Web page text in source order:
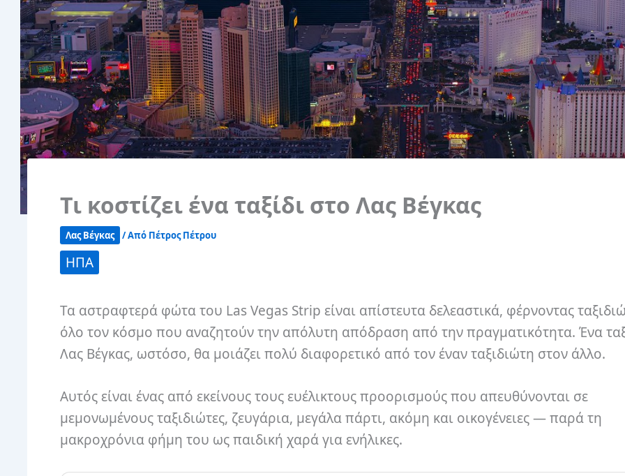
Τι κοστίζει ένα ταξίδι στο Λας Βέγκας
Λας Βέγκας / Από Πέτρος Πέτρου
ΗΠΑ
Τα αστραφτερά φώτα του Las Vegas Strip είναι απίστευτα δελεαστικά, φέρνοντας
όλο τον κόσμο που αναζητούν την απόλυτη απόδραση από την πραγματικότητα. Ένα
Λας Βέγκας, ωστόσο, θα μοιάζει πολύ διαφορετικό από τον έναν ταξιδιώτη στον άλλο.
Αυτός είναι ένας από εκείνους τους ευέλικτους προορισμούς που απευθύνονται σε
μεμονωμένους ταξιδιώτες, ζευγάρια, μεγάλα πάρτι, ακόμη και οικογένειες — παρά τη
μακροχρόνια φήμη του ως παιδική χαρά για ενήλικες.